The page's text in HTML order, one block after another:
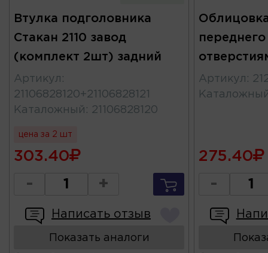
Втулка подголовника
Стакан 2110 завод
(комплект 2шт) задний
Артикул :
21106828120+21106828121
Каталожный : 21106828120
цена за 2 шт
303.40
- +
Написать отзыв
Показать аналоги
Артикул :
275.40
-